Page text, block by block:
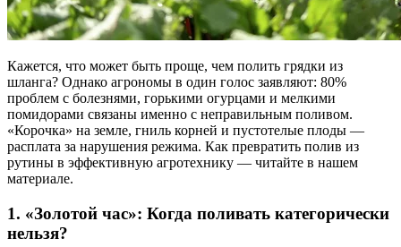
Кажется, что может быть проще, чем полить грядки из
шланга? Однако агрономы в один голос заявляют: 80%
проблем с болезнями, горькими огурцами и мелкими
помидорами связаны именно с неправильным поливом.
«Корочка» на земле, гниль корней и пустотелые плоды —
расплата за нарушения режима. Как превратить полив из
рутины в эффективную агротехнику — читайте в нашем
материале.
1. «Золотой час»: Когда поливать категорически
нельзя?